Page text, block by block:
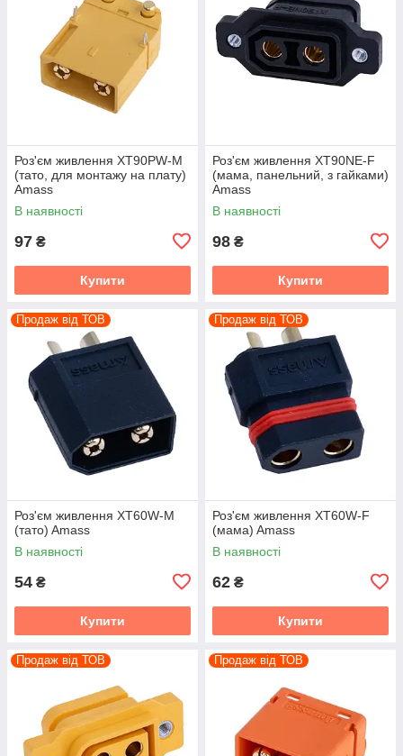
Роз'єм живлення XT90PW-M
(тато, для монтажу на плату)
Amass
В наявності
97 ₴
Купити
Роз'єм живлення XT90NE-F
(мама, панельний, з гайками)
Amass
В наявності
98 ₴
Купити
Продаж від ТОВ
Роз'єм живлення XT60W-M
(тато) Amass
В наявності
54 ₴
Купити
Продаж від ТОВ
Роз'єм живлення XT60W-F
(мама) Amass
В наявності
62 ₴
Купити
Продаж від ТОВ Продаж від ТОВ